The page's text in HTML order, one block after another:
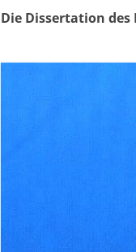
Die Dissertation